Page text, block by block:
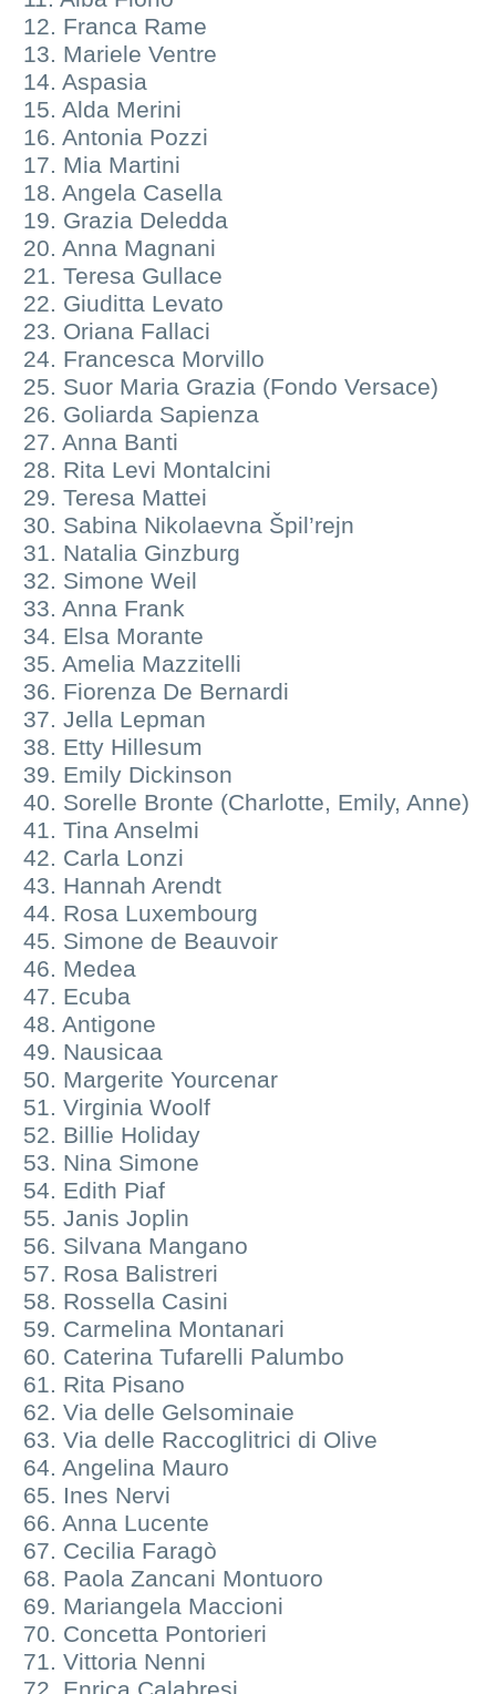
12. Franca Rame
13. Mariele Ventre
14. Aspasia
15. Alda Merini
16. Antonia Pozzi
17. Mia Martini
18. Angela Casella
19. Grazia Deledda
20. Anna Magnani
21. Teresa Gullace
22. Giuditta Levato
23. Oriana Fallaci
24. Francesca Morvillo
25. Suor Maria Grazia (Fondo Versace)
26. Goliarda Sapienza
27. Anna Banti
28. Rita Levi Montalcini
29. Teresa Mattei
30. Sabina Nikolaevna Špil’rejn
31. Natalia Ginzburg
32. Simone Weil
33. Anna Frank
34. Elsa Morante
35. Amelia Mazzitelli
36. Fiorenza De Bernardi
37. Jella Lepman
38. Etty Hillesum
39. Emily Dickinson
40. Sorelle Bronte (Charlotte, Emily, Anne)
41. Tina Anselmi
42. Carla Lonzi
43. Hannah Arendt
44. Rosa Luxembourg
45. Simone de Beauvoir
46. Medea
47. Ecuba
48. Antigone
49. Nausicaa
50. Margerite Yourcenar
51. Virginia Woolf
52. Billie Holiday
53. Nina Simone
54. Edith Piaf
55. Janis Joplin
56. Silvana Mangano
57. Rosa Balistreri
58. Rossella Casini
59. Carmelina Montanari
60. Caterina Tufarelli Palumbo
61. Rita Pisano
62. Via delle Gelsominaie
63. Via delle Raccoglitrici di Olive
64. Angelina Mauro
65. Ines Nervi
66. Anna Lucente
67. Cecilia Faragò
68. Paola Zancani Montuoro
69. Mariangela Maccioni
70. Concetta Pontorieri
71. Vittoria Nenni